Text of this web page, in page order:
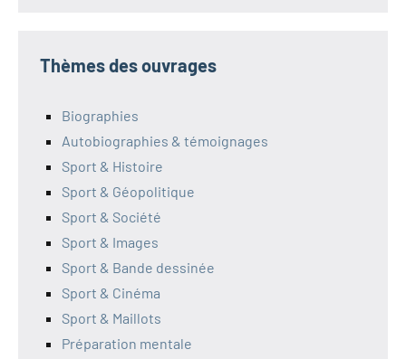
Thèmes des ouvrages
Biographies
Autobiographies & témoignages
Sport & Histoire
Sport & Géopolitique
Sport & Société
Sport & Images
Sport & Bande dessinée
Sport & Cinéma
Sport & Maillots
Préparation mentale